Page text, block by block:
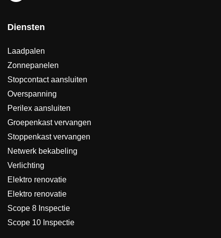
Diensten
Laadpalen
Zonnepanelen
Stopcontact aansluiten
Overspanning
Perilex aansluiten
Groepenkast vervangen
Stoppenkast vervangen
Netwerk bekabeling
Verlichting
Elektro renovatie
Elektro renovatie
Scope 8 Inspectie
Scope 10 Inspectie